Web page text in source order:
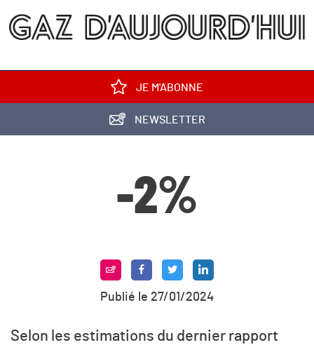
JE M'ABONNE
NEWSLETTER
-2%
Publié le 27/01/2024
Selon les estimations du dernier rapport